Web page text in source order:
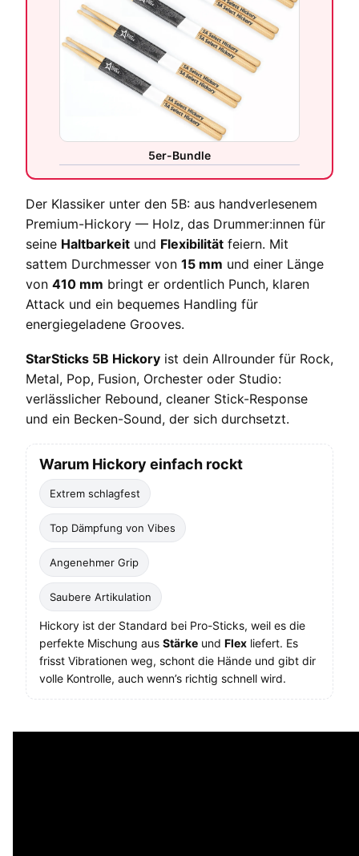
5er-Bundle
Der Klassiker unter den 5B: aus handverlesenem
Premium-Hickory — Holz, das Drummer:innen für
seine Haltbarkeit und Flexibilität feiern. Mit
sattem Durchmesser von 15 mm und einer Länge
von 410 mm bringt er ordentlich Punch, klaren
Attack und ein bequemes Handling für
energiegeladene Grooves.
StarSticks 5B Hickory ist dein Allrounder für Rock,
Metal, Pop, Fusion, Orchester oder Studio:
verlässlicher Rebound, cleaner Stick-Response
und ein Becken-Sound, der sich durchsetzt.
Warum Hickory einfach rockt
Extrem schlagfest
Top Dämpfung von Vibes
Angenehmer Grip
Saubere Artikulation
Hickory ist der Standard bei Pro-Sticks, weil es die
perfekte Mischung aus Stärke und Flex liefert. Es
frisst Vibrationen weg, schont die Hände und gibt dir
volle Kontrolle, auch wenn’s richtig schnell wird.